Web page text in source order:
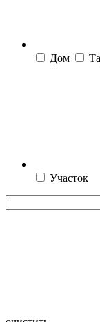
Дом
Участок